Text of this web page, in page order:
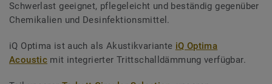
Schwerlast geeignet, pflegeleicht und beständig gegenüber
Chemikalien und Desinfektionsmittel.
iQ Optima ist auch als Akustikvariante iQ Optima
Acoustic mit integrierter Trittschalldämmung verfügbar.